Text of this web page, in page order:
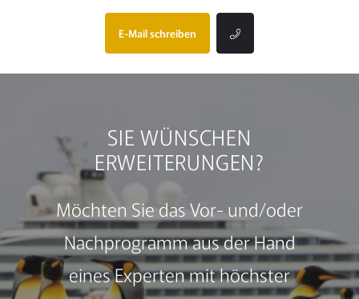
E-Mail schreiben
SIE WÜNSCHEN
ERWEITERUNGEN?
Möchten Sie das Vor- und/oder
Nachprogramm aus der Hand
eines Experten mit höchster